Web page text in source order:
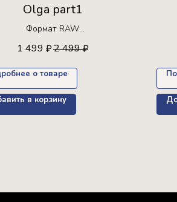
Olga part1
Формат RAW
для покупки только 30 раз
1 499 ₽2 499₽
о товаре
в корзину